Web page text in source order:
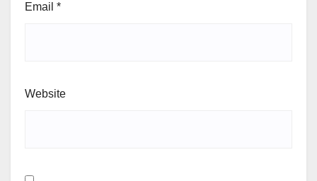
Email *
Website